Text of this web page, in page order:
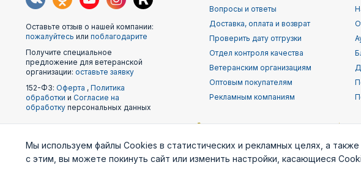
Оставьте отзыв о нашей компании:
пожалуйтесь или поблагодарите
Получите специальное
предложение для ветеранской
организации: оставьте заявку
152-ФЗ: Оферта , Политика
обработки и Согласие на
обработку персональных данных
Вопросы и ответы
Доставка, оплата и возврат
Проверить дату отгрузки
Отдел контроля качества
Ветеранским организациям
Оптовым покупателям
Рекламным компаниям
Наши
партнеры
Министерство
Генштаб ВС РФ
Военно-морской
Воздушно-
Мы используем файлы Cookies в статистических и рекламных целях, а
с этим, вы можете покинуть сайт или изменить настройки, касающиеся